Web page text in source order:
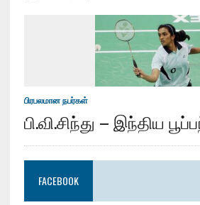
பிரபலமான நபர்கள்
பி.வி.சிந்து – இந்திய
FACEBOOK